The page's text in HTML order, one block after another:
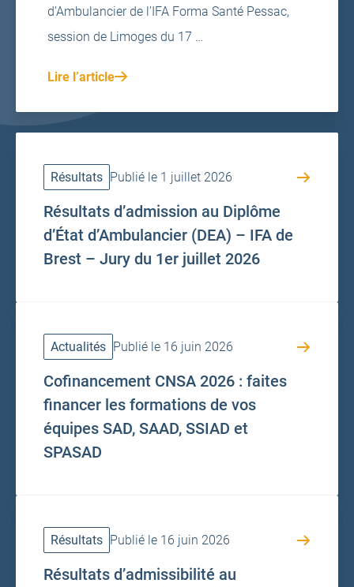
d’Ambulancier de l’IFA Forma Santé Pessac,
session de Limoges du 17 …
Lire l’article
Résultats Publié le 1 juillet 2026
Résultats d’admission au Diplôme
d’État d’Ambulancier (DEA) – IFA de
Brest – Jury du 1er juillet 2026
Actualités Publié le 16 juin 2026
Cofinancement CNSA 2026 : faites
financer les formations de vos
équipes SAD, SAAD, SSIAD et
SPASAD
Résultats Publié le 16 juin 2026
Résultats d’admissibilité au